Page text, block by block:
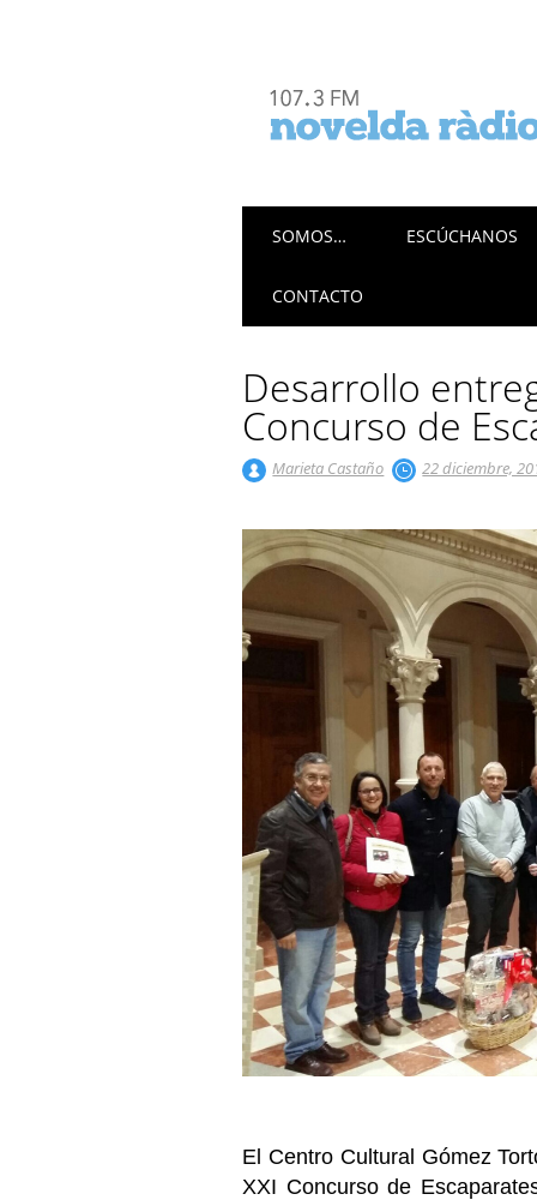
Menú principal
SOMOS… ESCÚCHANOS
CONTACTO
Desarrollo
Concurso de
Marieta Castaño 22 diciembre,
El Centro Cultural Gómez
XXI Concurso de